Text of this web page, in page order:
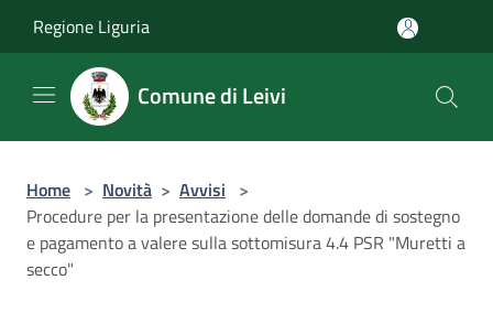
Regione Liguria
Comune di Leivi
Home > Novità > Avvisi >
Procedure per la presentazione delle domande di sostegno
e pagamento a valere sulla sottomisura 4.4 PSR "Muretti a
secco"